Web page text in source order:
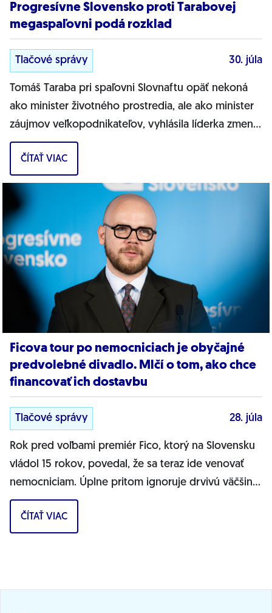
Progresívne Slovensko proti Tarabovej
megaspaľovni podá rozklad
Tlačové správy 30. júla
Tomáš Taraba pri spaľovni Slovnaftu opäť nekoná
ako minister životného prostredia, ale ako minister
záujmov veľkopodnikateľov, vyhlásila líderka zmeny
a podpredsedníčka Výboru NR SR...
ČÍTAŤ VIAC
Ficova tour po nemocniciach je obyčajné
predvolebné divadlo. Mlčí o tom, ako chce
financovať ich dostavbu
Tlačové správy 28. júla
Rok pred voľbami premiér Fico, ktorý na Slovensku
vládol 15 rokov, povedal, že sa teraz ide venovať
nemocniciam. Úplne pritom ignoruje drvivú väčšinu
problémov zdravotníctva, vyhlásil...
ČÍTAŤ VIAC